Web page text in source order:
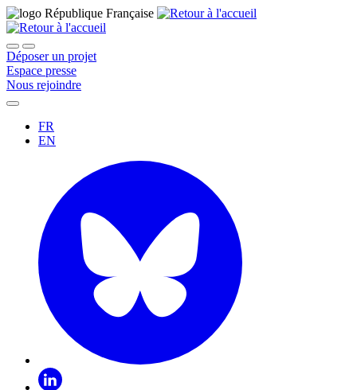
Déposer un projet
Espace presse
Nous rejoindre
FR
EN